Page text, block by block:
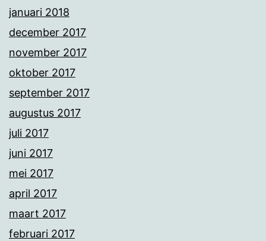
januari 2018
december 2017
november 2017
oktober 2017
september 2017
augustus 2017
juli 2017
juni 2017
mei 2017
april 2017
maart 2017
februari 2017